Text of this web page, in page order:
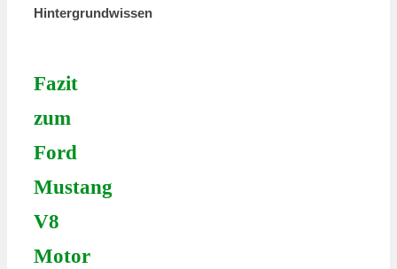
Hintergrundwissen
Fazit
zum
Ford
Mustang
V8
Motor